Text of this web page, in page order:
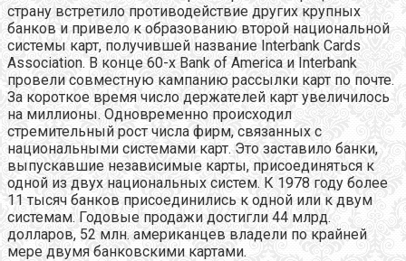
страну встретило противодействие других крупных
банков и привело к образованию второй национальной
системы карт, получившей название Interbank Cards
Association. В конце 60-х Bank of America и Interbank
провели совместную кампанию рассылки карт по почте.
За короткое время число держателей карт увеличилось
на миллионы. Одновременно происходил
стремительный рост числа фирм, связанных с
национальными системами карт. Это заставило банки,
выпускавшие независимые карты, присоединяться к
одной из двух национальных систем. К 1978 году более
11 тысяч банков присоединились к одной или к двум
системам. Годовые продажи достигли 44 млрд.
долларов, 52 млн. американцев владели по крайней
мере двумя банковскими картами.